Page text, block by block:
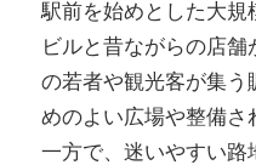
駅前を始めとした大
ビルと昔ながらの店
の若者や観光客が集う
めのよい広場や整備
一方で、迷いやすい路